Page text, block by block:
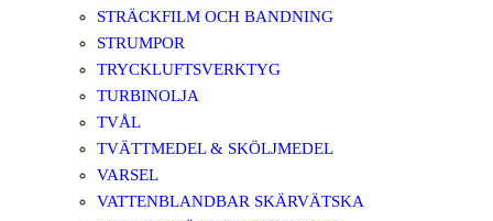
STRÄCKFILM OCH BANDNING
STRUMPOR
TRYCKLUFTSVERKTYG
TURBINOLJA
TVÅL
TVÄTTMEDEL & SKÖLJMEDEL
VARSEL
VATTENBLANDBAR SKÄRVÄTSKA